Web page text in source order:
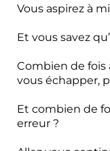
Vous aspirez à
Et vous savez
Combien de fois
vous échapper,
Et combien de
erreur ?